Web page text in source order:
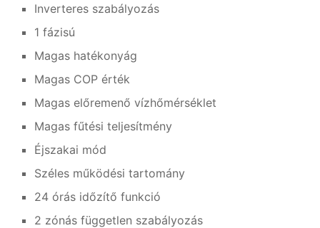
Inverteres szabályozás
1 fázisú
Magas hatékonyág
Magas COP érték
Magas előremenő vízhőmérséklet
Magas fűtési teljesítmény
Éjszakai mód
Széles működési tartomány
24 órás időzítő funkció
2 zónás független szabályozás